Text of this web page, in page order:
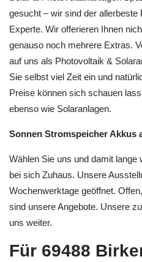
gesucht – wir sind der allerbeste
Experte. Wir offerieren Ihnen
genauso noch mehrere Extras.
auf uns als Photovoltaik &
Sie selbst viel Zeit ein und
Preise können sich schauen
ebenso wie Solaranlagen.
Sonnen Stromspeicher Akkus
Wählen Sie uns und damit
bei sich Zuhaus. Unsere
Wochenwerktage geöffnet.
sind unsere Angebote. Unsere
uns weiter.
Für 69488